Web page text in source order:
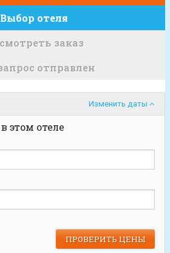
Выбор отеля
заказ
отправлен
Изменить даты
этом отеле